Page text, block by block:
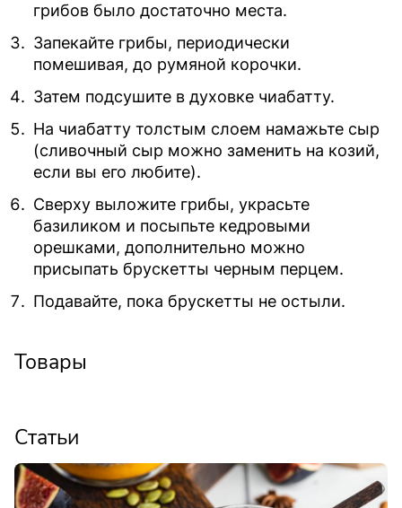
грибов было достаточно места. ⁣
Запекайте грибы, периодически
помешивая, до румяной корочки.⁣⁣
Затем подсушите в духовке чиабатту.⁣⁣
На чиабатту толстым слоем намажьте сыр
(сливочный сыр можно заменить на козий,
если вы его любите).
Сверху выложите грибы, украсьте
базиликом и посыпьте кедровыми
орешками, дополнительно можно
присыпать брускетты черным перцем.⁣⁣
Подавайте, пока брускетты не остыли.⁣⁣
Товары
Статьи